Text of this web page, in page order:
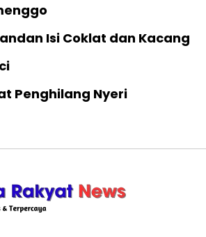
Isi Coklat dan Kacang
Penghilang Nyeri